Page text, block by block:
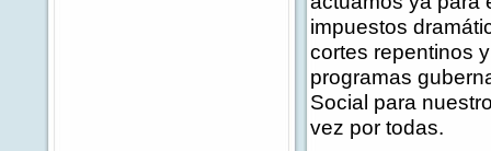
impuestos
cortes repentinos
programas
Social para
vez por todas.